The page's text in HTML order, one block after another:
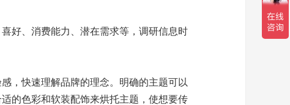
好、消费能力、潜在需求等，调研信息时
，快速理解品牌的理念。明确的主题可以
的色彩和软装配饰来烘托主题，使想要传